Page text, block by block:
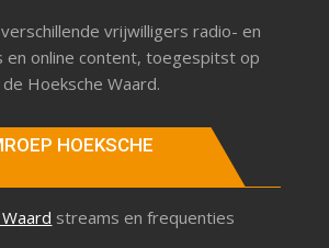
vrijwilligers radio- en
en online content, toegespitst op
Hoeksche Waard.
HOEKSCHE
streams en frequenties